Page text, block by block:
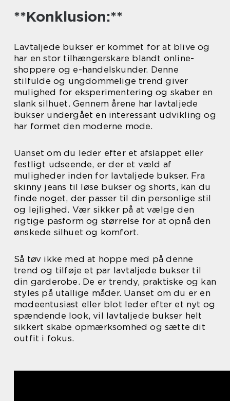
**Konklusion:**
Lavtaljede bukser er kommet for at blive og
har en stor tilhængerskare blandt online-
shoppere og e-handelskunder. Denne
stilfulde og ungdommelige trend giver
mulighed for eksperimentering og skaber en
slank silhuet. Gennem årene har lavtaljede
bukser undergået en interessant udvikling og
har formet den moderne mode.
Uanset om du leder efter et afslappet eller
festligt udseende, er der et væld af
muligheder inden for lavtaljede bukser. Fra
skinny jeans til løse bukser og shorts, kan du
finde noget, der passer til din personlige stil
og lejlighed. Vær sikker på at vælge den
rigtige pasform og størrelse for at opnå den
ønskede silhuet og komfort.
Så tøv ikke med at hoppe med på denne
trend og tilføje et par lavtaljede bukser til
din garderobe. De er trendy, praktiske og kan
styles på utallige måder. Uanset om du er en
modeentusiast eller blot leder efter et nyt og
spændende look, vil lavtaljede bukser helt
sikkert skabe opmærksomhed og sætte dit
outfit i fokus.